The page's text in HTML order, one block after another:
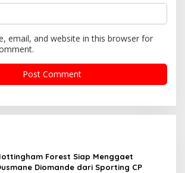
email, and website in this browser for
Forest Siap Menggaet
Diomande dari Sporting CP